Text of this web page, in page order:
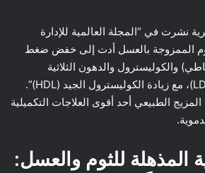
نشرت في “المجلة العالمية للإدارة
الممزوجة بالعسل أدت إلى خفض ضغط
والكوليسترول والدهون الثلاثية
والكوليسترول الضار (LDL)، مع زيادة الكوليسترول الجيد (HDL)”.
الطبيعي أحد أقوى العلاجات التكميلية
المذهلة للثوم والعسل: